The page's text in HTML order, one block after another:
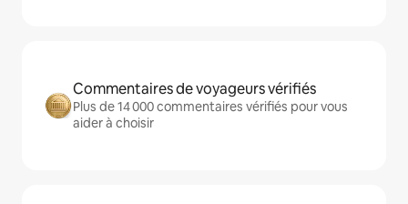
Commentaires de voyageurs vérifiés
Plus de 14 000 commentaires vérifiés pour vous
aider à choisir